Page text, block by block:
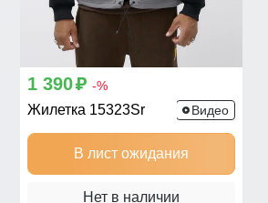
1 390p -%
Жилетка 15323Sr Видео
В лист ожидания
Нет в наличии